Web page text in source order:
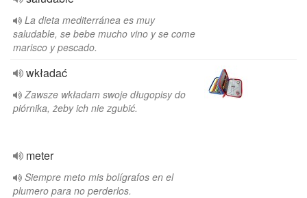
La dieta mediterránea es muy
saludable, se bebe mucho vino y se come
marisco y pescado.
wkładać
Zawsze wkładam swoje długopisy do
piórnika, żeby ich nie zgubić.
meter
Siempre meto mis bolígrafos en el
plumero para no perderlos.